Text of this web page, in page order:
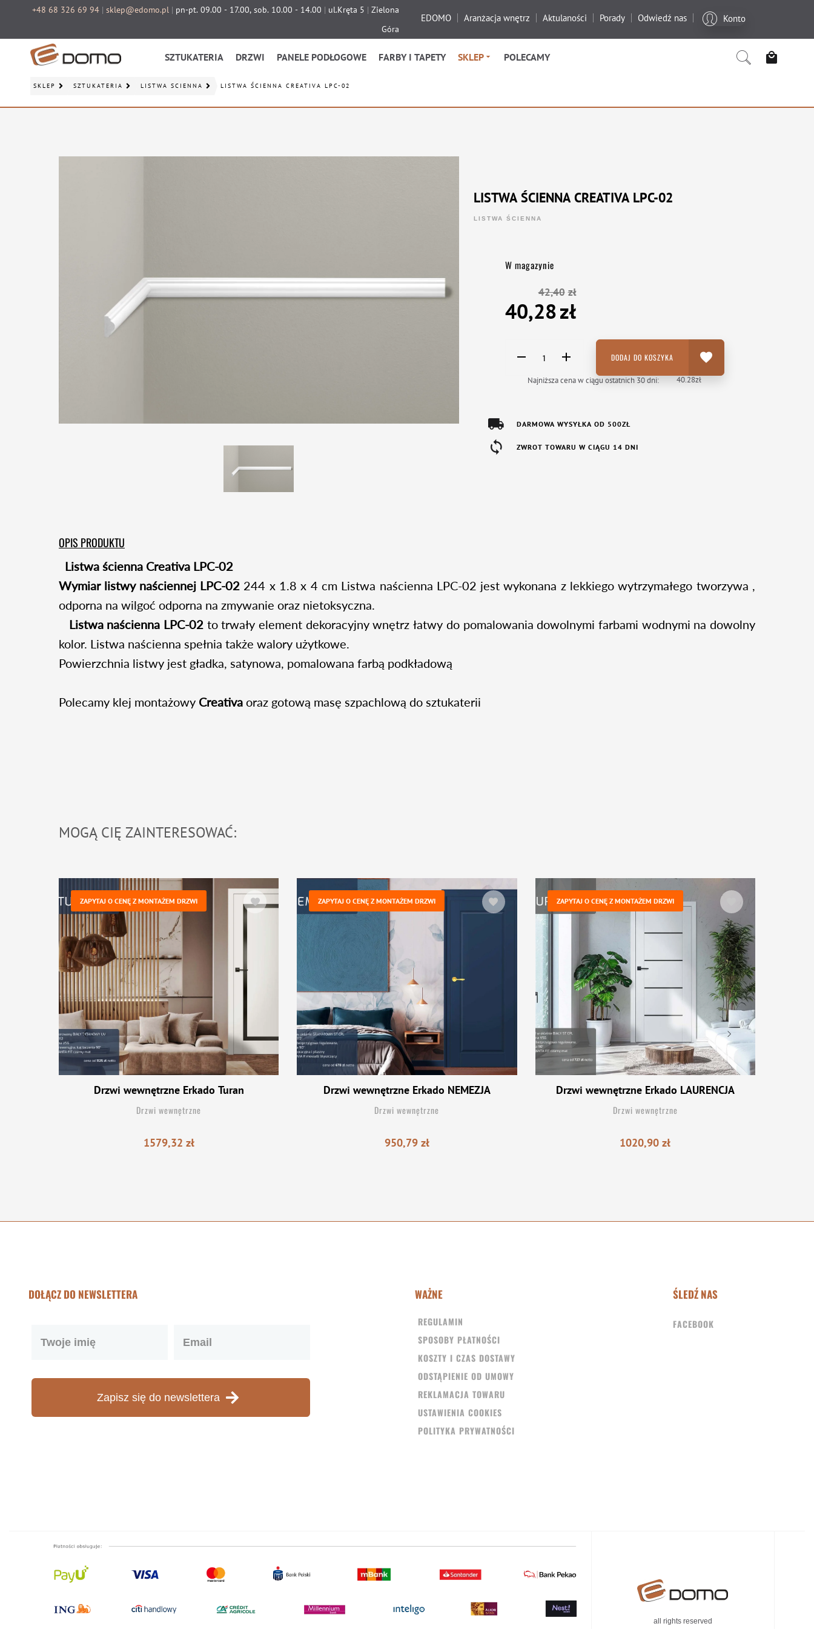
+48 68 326 69 94| sklep@edomo.pl| pn-pt. 09.00 - 17.00, sob. 10.00 - 14.00 | ul.Kręta 5 | Zielona
Góra
EDOMO Aranżacja wnętrz Aktulaności Porady Odwiedź nas Konto
SZTUKATERIA DRZWI PANELE PODŁOGOWE FARBY I TAPETY SKLEP POLECAMY
SKLEP SZTUKATERIA LISTWA ŚCIENNA LISTWA ŚCIENNA CREATIVA LPC-02
LISTWA ŚCIENNA CREATIVA LPC-02
LISTWA ŚCIENNA
W magazynie
zł
40,28
zł
42,40
DODAJ DO KOSZYKA
Najniższa cena w ciągu ostatnich 30 dni: zł
40.28
DARMOWA WYSYŁKA OD 500ZŁ
ZWROT TOWARU W CIĄGU 14 DNI
OPIS PRODUKTU
Listwa ścienna Creativa LPC-02
Wymiar listwy naściennej LPC-02 244 x 1.8 x 4 cm Listwa naścienna LPC-02 jest wykonana z lekkiego wytrzymałego tworzywa ,
odporna na wilgoć odporna na zmywanie oraz nietoksyczna.
Listwa naścienna LPC-02 to trwały element dekoracyjny wnętrz łatwy do pomalowania dowolnymi farbami wodnymi na dowolny
kolor. Listwa naścienna spełnia także walory użytkowe.
Powierzchnia listwy jest gładka, satynowa, pomalowana farbą podkładową
Polecamy klej montażowy Creativa oraz gotową masę szpachlową do sztukaterii
MOGĄ CIĘ ZAINTERESOWAĆ:
ZAPYTAJ O CENĘ Z MONTAŻEM DRZWI
Drzwi wewnętrzne Erkado Turan
Drzwi wewnętrzne
zł
1579,32
ZAPYTAJ O CENĘ Z MONTAŻEM DRZWI
Drzwi wewnętrzne Erkado NEMEZJA
Drzwi wewnętrzne
zł
950,79
ZAPYTAJ O CENĘ Z MONTAŻEM DRZWI
Drzwi wewnętrzne Erkado LAURENCJA
Drzwi wewnętrzne
zł
1020,90
DOŁĄCZ DO NEWSLETTERA
Zapisz się do newslettera
WAŻNE
REGULAMIN
SPOSOBY PŁATNOŚCI
KOSZTY I CZAS DOSTAWY
ODSTĄPIENIE OD UMOWY
REKLAMACJA TOWARU
USTAWIENIA COOKIES
POLITYKA PRYWATNOŚCI
ŚLEDŹ NAS
FACEBOOK
all rights reserved